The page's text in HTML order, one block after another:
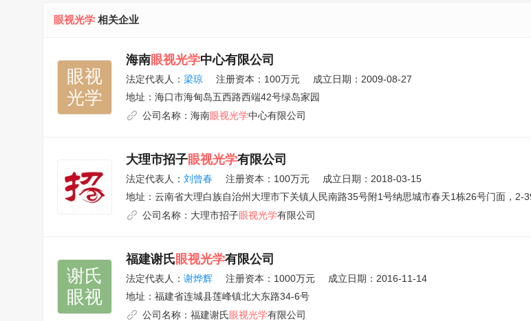
眼视光学 相关企业
眼视
光学
海南眼视光学中心有限公司
法定代表人： 梁琼 注册资本：100万元
成立日期：2009-08-27
地址： 海口市海甸岛五西路西端42号绿岛家园
公司名称： 海南眼视光学中心有限公司
大理市招子眼视光学有限公司
法定代表人： 刘曾春 注册资本：100万元
成立日期：2018-03-15
地址： 云南省大理白族自治州大理市下关镇人民南路35号附1号纳思城市春天1栋26号门面，2-
公司名称： 大理市招子眼视光学有限公司
谢氏
眼视
福建谢氏 眼视光学有限公司
法定代表人： 谢烨辉 注册资本：1000万元
成立日期：2016-11-14
地址： 福建省连城县莲峰镇北大东路34-6号
公司名称： 福建谢氏眼视光学有限公司